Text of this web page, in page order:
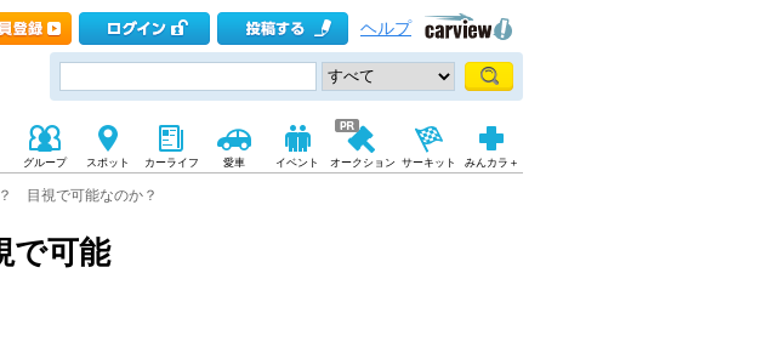
ヘルプ
グループ スポット カーライフ 愛車 イベント オークション サーキット みんカラ＋
目視で可能なのか？
で可能